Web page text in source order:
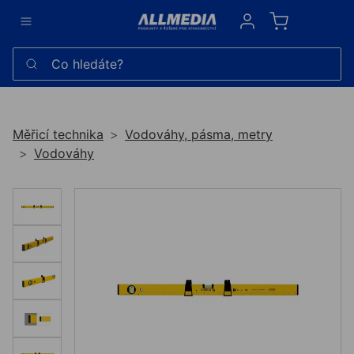
Sign in
Co hledáte?
Měřicí technika
Vodováhy, pásma, metry
Vodováhy